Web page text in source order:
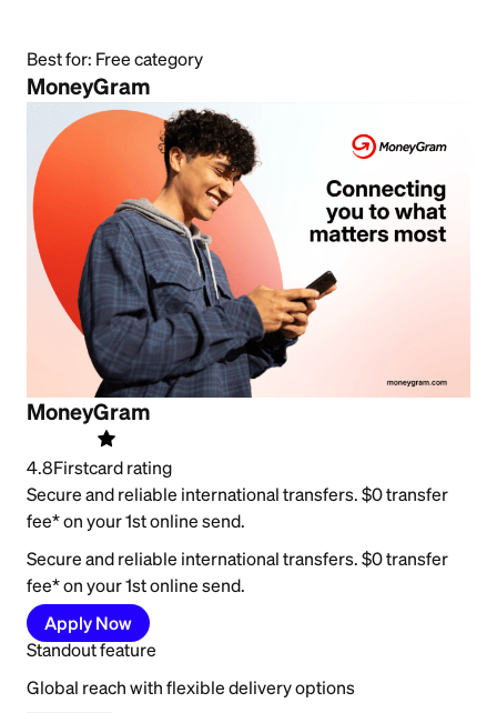
Best for: Free category
MoneyGram
MoneyGram
4.8Firstcard rating
Secure and reliable international transfers. $0 transfer
fee* on your 1st online send.
Secure and reliable international transfers. $0 transfer
fee* on your 1st online send.
Apply Now
Standout feature
Global reach with flexible delivery options